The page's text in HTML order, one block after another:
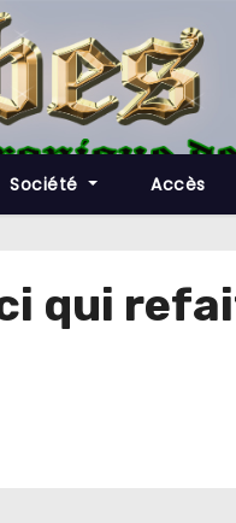
Société Accès
qui